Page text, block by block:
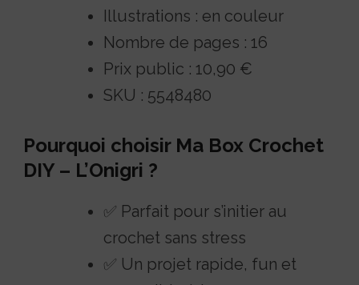
Illustrations : en couleur
Nombre de pages : 16
Prix public : 10,90 €
SKU : 5548480
Pourquoi choisir Ma Box Crochet
DIY – L’Onigri ?
✅ Parfait pour s’initier au
crochet sans stress
✅ Un projet rapide, fun et